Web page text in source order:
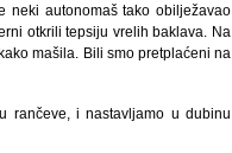
neki autonomaš tako obilježavao
otkrili tepsiju vrelih baklava. Na
mašila. Bili smo pretplaćeni na
rančeve, i nastavljamo u dubinu